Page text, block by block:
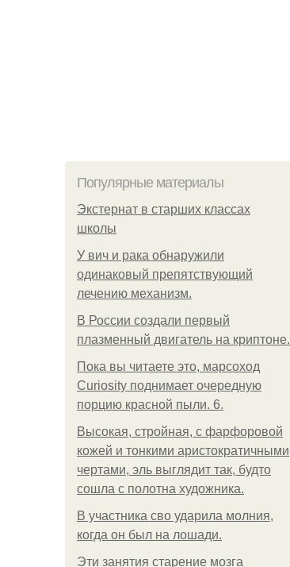
Популярные материалы
Экстернат в старших классах
школы
У вич и рака обнаружили
одинаковый препятствующий
лечению механизм.
В России создали первый
плазменный двигатель на криптоне.
Пока вы читаете это, марсоход
Curiosity поднимает очередную
порцию красной пыли. 6.
Высокая, стройная, с фарфоровой
кожей и тонкими аристократичными
чертами, эль выглядит так, будто
сошла с полотна художника.
В участника сво ударила молния,
когда он был на лошади.
Эти занятия старение мозга